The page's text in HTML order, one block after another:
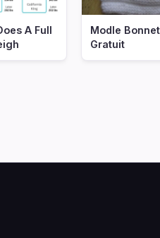
A Full
Modle
Gratuit